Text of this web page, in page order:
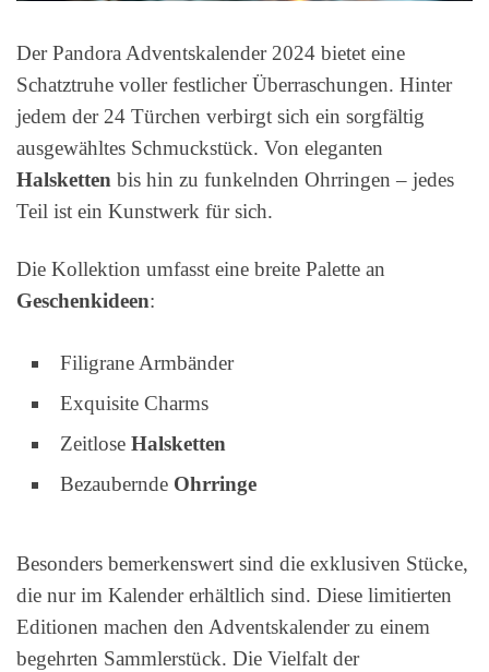
Der Pandora Adventskalender 2024 bietet eine
Schatztruhe voller festlicher Überraschungen. Hinter
jedem der 24 Türchen verbirgt sich ein sorgfältig
ausgewähltes Schmuckstück. Von eleganten
Halsketten bis hin zu funkelnden Ohrringen – jedes
Teil ist ein Kunstwerk für sich.
Die Kollektion umfasst eine breite Palette an
Geschenkideen:
Filigrane Armbänder
Exquisite Charms
Zeitlose Halsketten
Bezaubernde Ohrringe
Besonders bemerkenswert sind die exklusiven Stücke,
die nur im Kalender erhältlich sind. Diese limitierten
Editionen machen den Adventskalender zu einem
begehrten Sammlerstück. Die Vielfalt der